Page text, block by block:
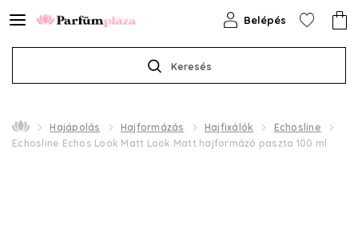
Keresés
Belépés
Hajápolás Hajformázás Hajfixálók
Echosline
Echosline Echos Look Matt Look Matt hajformázó paszta 100 ml